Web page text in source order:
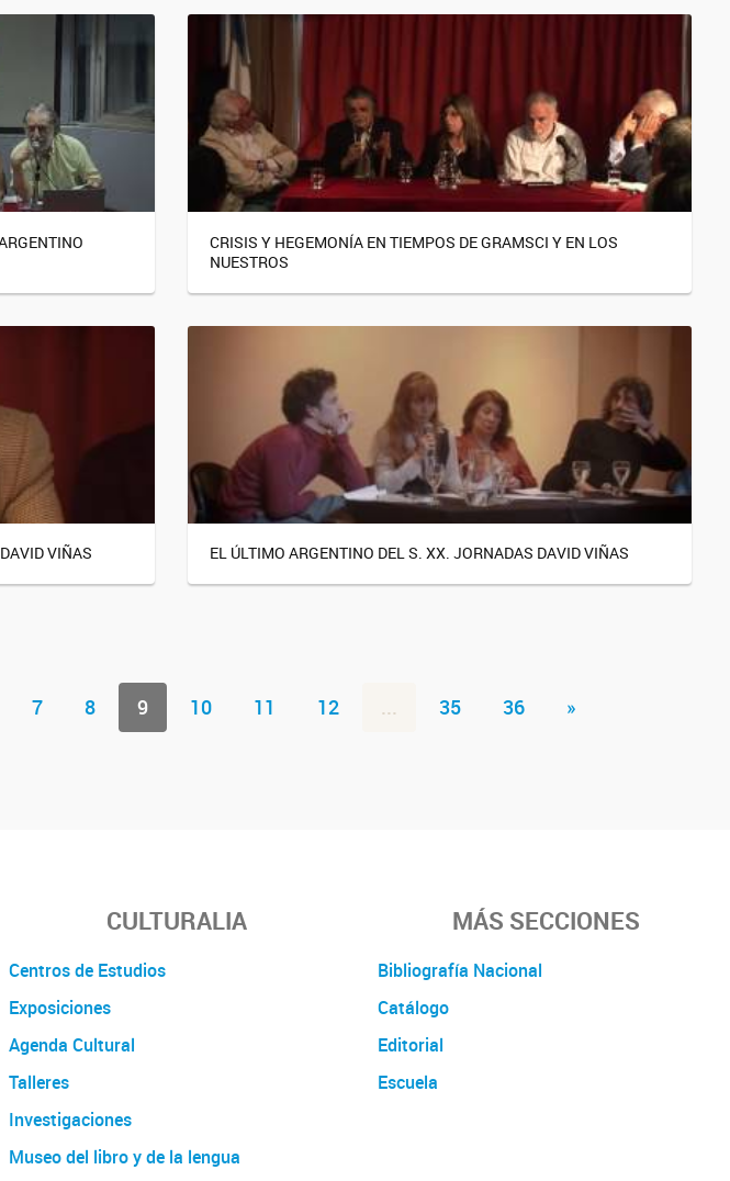
CRISIS Y HEGEMONÍA EN TIEMPOS DE GRAMSCI Y EN LOS
NUESTROS
VIÑAS EL ÚLTIMO ARGENTINO DEL S. XX. JORNADAS DAVID VIÑAS
7 8 9 10 11 12 ... 35 36 »
CULTURALIA
Centros de Estudios
Exposiciones
Agenda Cultural
Talleres
Investigaciones
Museo del libro y de la lengua
MÁS SECCIONES
Bibliografía Nacional
Catálogo
Editorial
Escuela